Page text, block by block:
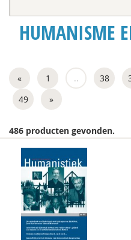
Rob Bartels
Lisette Bastiaansen
Krijn van Beek
J. van den Berg
Geert Bettinger
Frans Bieckmann
Desirée Bierlaagh
HUMANISME
« 1 .. 38
49
»
486 producten gevonden.